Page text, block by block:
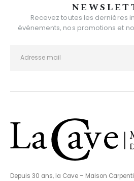
Recevez toutes les dernières
événements, nos promotions et
Depuis 30 ans, la Cave – Maison